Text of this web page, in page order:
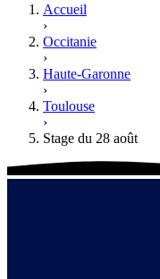
Accueil
›
Occitanie
›
Haute-Garonne
›
Toulouse
›
Stage du 28 août